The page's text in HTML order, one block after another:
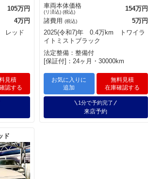
105万円
4万円
レッド
見積
認する
車両本体価格
(リ済込) (税込)
154万円
諸費用 (税込)
5万円
2025(令和7)年 0.4万km トワイラ
イトミストブラック
法定整備：整備付
[保証付]：24ヶ月・30000km
お気に入りに
追加
無料見積
在庫確認する
1分で予約完了
来店予約
ド